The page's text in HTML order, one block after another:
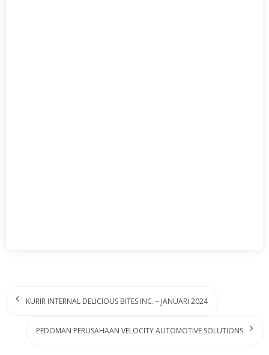
KURIR INTERNAL DELICIOUS BITES INC. – JANUARI 2024
PEDOMAN PERUSAHAAN VELOCITY AUTOMOTIVE SOLUTIONS